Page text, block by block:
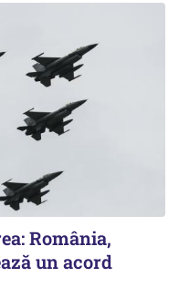
România,
un acord